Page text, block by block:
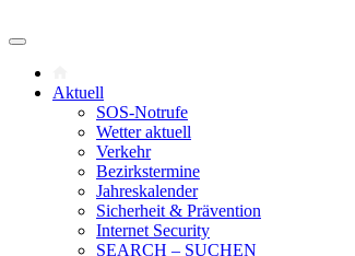
Aktuell
SOS-Notrufe
Wetter aktuell
Verkehr
Bezirkstermine
Jahreskalender
Sicherheit & Prävention
Internet Security
SEARCH – SUCHEN